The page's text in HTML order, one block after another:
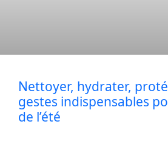
Nettoyer, hydrater,
gestes indispensables
de l’été